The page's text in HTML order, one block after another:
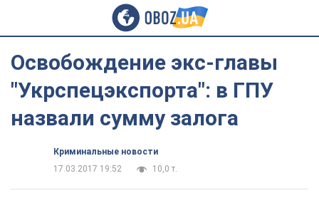
Освобождение экс-главы
"Укрспецэкспорта": в ГПУ
назвали сумму залога
Криминальные новости
17.03.2017 19:52
10,0 т.